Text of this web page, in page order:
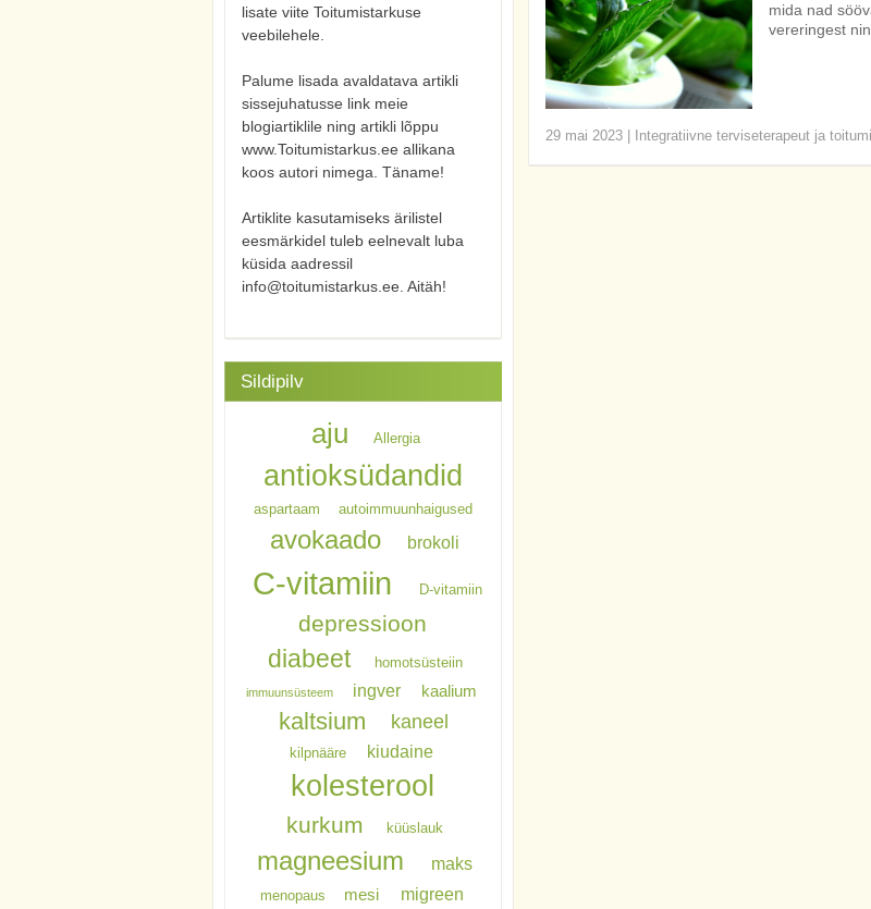
mida nad
vereringest
29 mai 2023| Integratiivne terviseterapeut ja
lisate viite Toitumistarkuse
veebilehele.
Palume lisada avaldatava artikli
sissejuhatusse link meie
blogiartiklile ning artikli lõppu
www.Toitumistarkus.ee allikana
koos autori nimega. Täname!
Artiklite kasutamiseks ärilistel
eesmärkidel tuleb eelnevalt luba
küsida aadressil
info@toitumistarkus.ee. Aitäh!
Sildipilv
aju Allergia
antioksüdandid
aspartaam autoimmuunhaigused
avokaado brokoli
C-vitamiin D-vitamiin
depressioon
diabeet homotsüsteiin
immuunsüsteem ingver kaalium
kaltsium kaneel
kilpnääre kiudaine
kolesterool
kurkum küüslauk
magneesium maks
menopaus mesi migreen